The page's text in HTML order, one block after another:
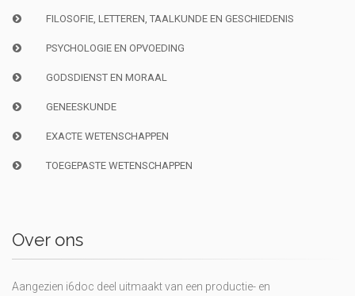
FILOSOFIE, LETTEREN, TAALKUNDE EN GESCHIEDENIS
PSYCHOLOGIE EN OPVOEDING
GODSDIENST EN MORAAL
GENEESKUNDE
EXACTE WETENSCHAPPEN
TOEGEPASTE WETENSCHAPPEN
Over ons
Aangezien i6doc deel uitmaakt van een productie- en